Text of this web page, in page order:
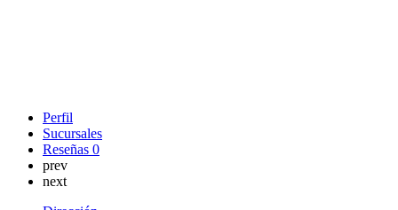
Perfil
Sucursales
Reseñas 0
prev
next